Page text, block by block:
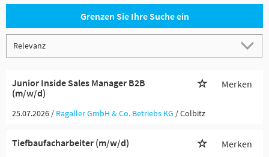
Grenzen Sie Ihre Suche ein
Junior Inside Sales Manager B2B
(m/w/d)
Merken
25.07.2026 / Ragaller GmbH & Co. Betriebs KG / Colbitz
Tiefbaufacharbeiter (m/w/d) Merken